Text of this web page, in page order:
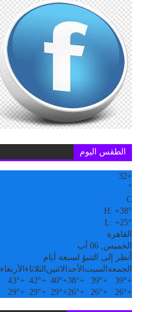
الطقس اليوم
+
32
°
C
H: +38°
L: +25°
القاهرة
الخميس, 06 آب
أنظر إلى التنبؤ لسبعة أيام
الجمعة السبت الأحد الاثنين الثلاثاء الأربعاء
+
39°
+
39°
+
38°
+
40°
+
42°
+
43°
+
26°
+
26°
+
26°
+
29°
+
29°
+
29°